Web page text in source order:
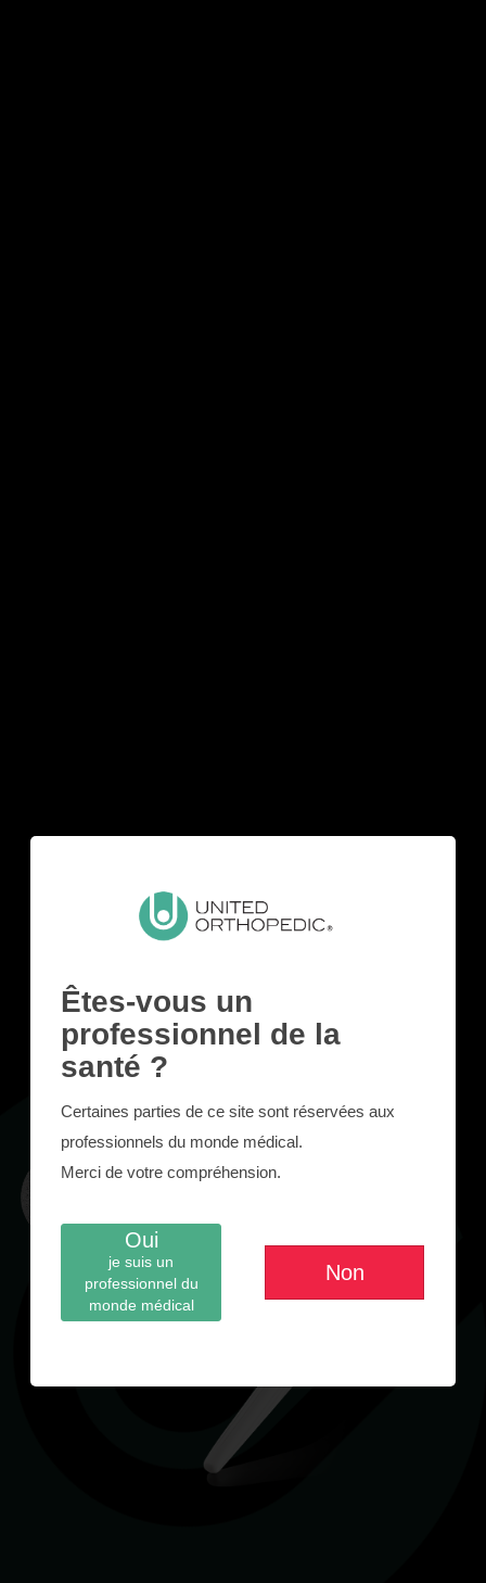
Êtes-vous un
professionnel de la
santé ?
Certaines parties de ce site sont réservées aux
professionnels du monde médical.
Merci de votre compréhension.
Oui
je suis un
professionnel du
monde médical
Non
Une large gamme de produits de
haute qualité